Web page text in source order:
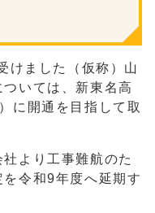
けました（仮称）山
いては、新東名高
に開通を目指して取
より工事難航のた
令和9年度へ延期す